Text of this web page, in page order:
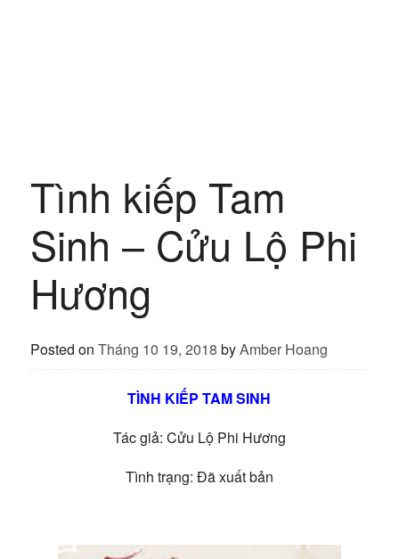
Tình kiếp Tam
Sinh – Cửu Lộ Phi
Hương
Posted on Tháng 10 19, 2018 byAmber Hoang
TÌNH KIẾP TAM SINH
Tác giả: Cửu Lộ Phi Hương
Tình trạng: Đã xuất bản